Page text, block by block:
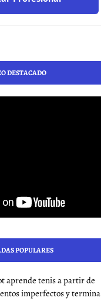
DESTACADO
POPULARES
aprende tenis a partir de
imperfectos y termina